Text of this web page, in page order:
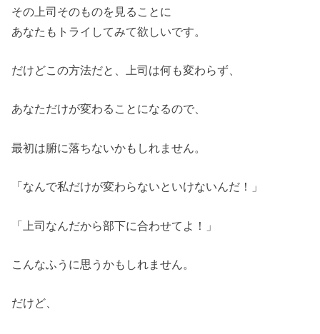
その上司そのものを見ることに
あなたもトライしてみて欲しいです。
だけどこの方法だと、上司は何も変わらず、
あなただけが変わることになるので、
最初は腑に落ちないかもしれません。
「なんで私だけが変わらないといけないんだ！」
「上司なんだから部下に合わせてよ！」
こんなふうに思うかもしれません。
だけど、